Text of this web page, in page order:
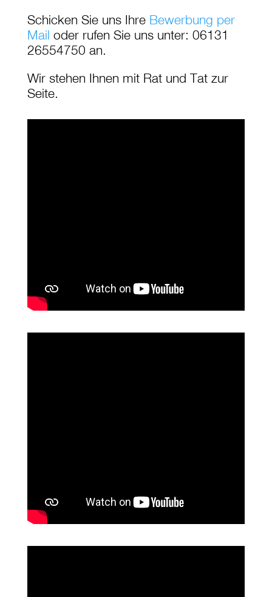
Schicken Sie uns Ihre Bewerbung per
Mail oder rufen Sie uns unter: 06131
26554750 an.
Wir stehen Ihnen mit Rat und Tat zur
Seite.